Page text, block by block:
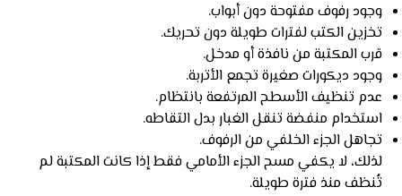
وجود رفوف مفتوحة دون أبواب.
تخزين الكتب لفترات طويلة دون تحريك.
قرب المكتبة من نافذة أو مدخل.
وجود ديكورات صغيرة تجمع الأتربة.
عدم تنظيف الأسطح المرتفعة بانتظام.
استخدام منفضة تنقل الغبار بدل التقاطه.
تجاهل الجزء الخلفي من الرفوف.
لذلك، لا يكفي مسح الجزء الأمامي فقط إذا كانت المكتبة لم
تُنظف منذ فترة طويلة.